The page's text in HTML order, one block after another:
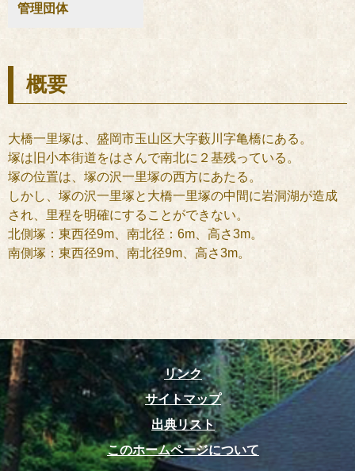
管理団体
概要
大橋一里塚は、盛岡市玉山区大字藪川字亀橋にある。
塚は旧小本街道をはさんで南北に２基残っている。
塚の位置は、塚の沢一里塚の西方にあたる。
しかし、塚の沢一里塚と大橋一里塚の中間に岩洞湖が造成
され、里程を明確にすることができない。
北側塚：東西径9m、南北径：6m、高さ3m。
南側塚：東西径9m、南北径9m、高さ3m。
リンク
サイトマップ
出典リスト
このホームページについて